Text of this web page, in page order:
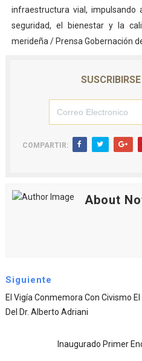
infraestructura vial, impulsando
seguridad, el bienestar y la
merideña / Prensa Gobernación
COMPARTIR:
About
Siguiente
El Vigía Conmemora Con Civismo
Del Dr. Alberto Adriani
Inaugurado Primer